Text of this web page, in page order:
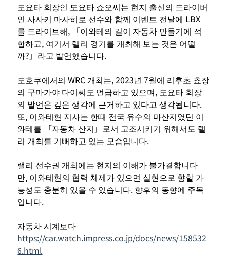
도요타 회장인 도요타 쇼오씨는 현지 출신의 드라이버
인 사사키 마사히로 선수와 함께 이벤트 전날에 LBX
를 드라이브해, 「이와테의 길이 자동차 만들기에 적
합하고, 여기서 랠리 경기를 개최해 보는 것은 어떨
까?」라고 발언했습니다.
도호쿠에서의 WRC 개최는, 2023년 7월에 리후초 쵸장
의 구마가야 다이씨도 언급하고 있으며, 도요타 회장
의 발언은 깊은 생각에 근거하고 있다고 생각됩니다.
또, 이와테현 지사는 한때 전국 유수의 마산지였던 이
와테를 「자동차 산지」로서 고조시키기 위해서도 랠
리 개최를 기뻐하고 있는 모습입니다.
랠리 선수권 개최에는 현지의 이해가 불가결합니다
만, 이와테현의 협력 체제가 있으면 실현으로 향할 가
능성도 충분히 있을 수 있습니다. 향후의 동향에 주목
입니다.
자동차 시계보다
https://car.watch.impress.co.jp/docs/news/158532
6.html